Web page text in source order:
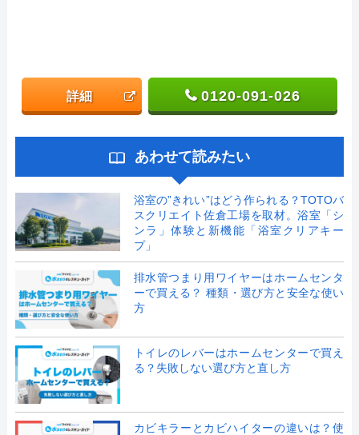
詳細 0120-091-026
あわせて読みたい
浴室の”きれい”はどう作られる？TOTOバ
スクリエイト佐倉工場を取材。浴室「シ
ンラ」体験と新機能「浴室クリアキー
プ」
排水管つまり用ワイヤーはホームセンタ
ーで買える？ 種類・選び方と安全な使い
方
トイレのレバーはホームセンターで買え
る？失敗しない選び方と直し方
カビキラーとカビハイターの違いは？使